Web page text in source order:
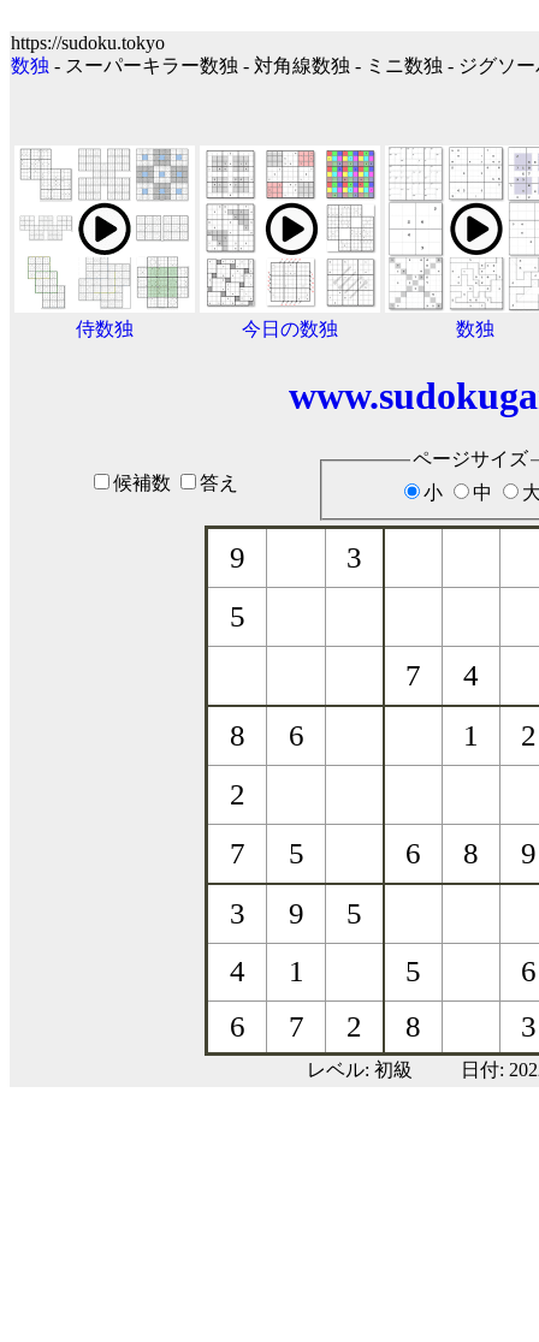
https://sudoku.tokyo
数独 - スーパーキラー数独 - 対角線数独 - ミニ数独 - ジグソ
侍数独 今日の数独 数独
候補数 答え
ページサイズ
小
中
レベル: 初級 日付: